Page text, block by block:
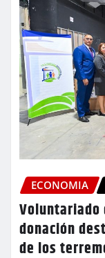
ECONOMIA
Voluntariado
donación
de los